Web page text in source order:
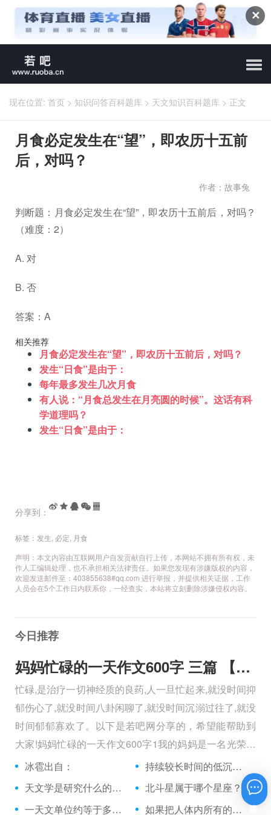
✕
现在位置: 首页 > 知识问答百科题库 > 天文知识百科题库 > 正文
月食必定发生在“望”，即农历十五前
后，对吗？
作者：故事兔
判断题：月食必定发生在“望”，即农历十五前后，对吗？
（难度：2）
A. 对
B. 否
答案：A
相关推荐
月食必定发生在“望”，即农历十五前后，对吗？
发生“日食”是由于：
每年最多发生几次月食
有人说：“月食总发生在月亮圆的时候”。这话有科
学道理吗？
发生“日食”是由于：
分享到：
标签： 发生 必定 月食
声明：本文内容由互联网用户自发贡献自行上传，本网站不拥有所有权，未
作人工编辑处理，也不承担相关法律责任。如果您发现有涉嫌版权的内容，
欢迎发送邮件至：403855638#qq.com 进行举报，并提供相关证据，工作
人员会在5个工作日内联系你，一经查实，本站将立刻删除涉嫌侵权内容。
今日推荐
妈妈忙碌的一天作文600字 三篇 【600字】
忙碌,是治疗一切神经质的良药,人一旦忙起来,就没时间抑
郁伤心了,就没时间八卦闲聊了,就没时间沉溺过往了,就没
时间郁郁寡欢了。以下是若吧网分享的，希望能帮助到
大家!妈妈忙碌的一天作文600字1我的妈妈是一名光荣的
人民警察，她总有做不完的事情。
冰雹出自：
持续较长时间的低沉声响的雷叫做什么雷？
天文学是研究什么的科学？
北斗星属于哪个星座？
一天文单位约等于多少万公里？
如果把人体内所有的染色体首尾相接，其长度等同从地球到太阳来回距离的多少倍？